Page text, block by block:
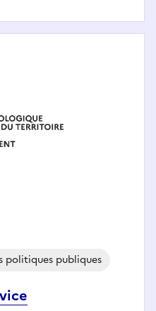
politiques publiques